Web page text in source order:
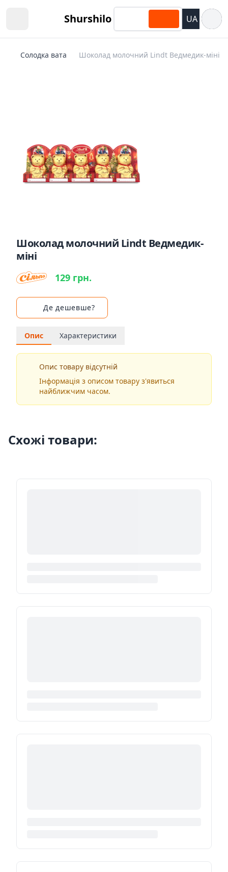
Shurshilo UA
Cолодка вата Шоколад молочний Lindt Ведмедик-міні
Шоколад молочний Lindt Ведмедик-
міні
129 грн.
Де дешевше?
Опис Характеристики
Опис товару відсутній
Інформація з описом товару з'явиться
найближчим часом.
Схожі товари: